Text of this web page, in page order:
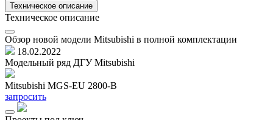
Техническое описание
Техническое описание
Обзор новой модели Mitsubishi в полной комплектации
18.02.2022
Модельный ряд ДГУ Mitsubishi
Mitsubishi MGS-EU 2800-B
запросить